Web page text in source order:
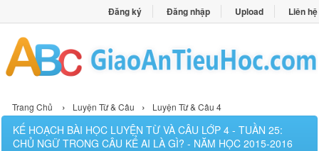
Đăng ký Đăng nhập Upload Liên hệ
Trang Chủ › Luyện Từ & Câu › Luyện Từ & Câu 4
KẾ HOẠCH BÀI HỌC LUYỆN TỪ VÀ CÂU LỚP 4 - TUẦN 25:
CHỦ NGỮ TRONG CÂU KỂ AI LÀ GÌ? - NĂM HỌC 2015-2016